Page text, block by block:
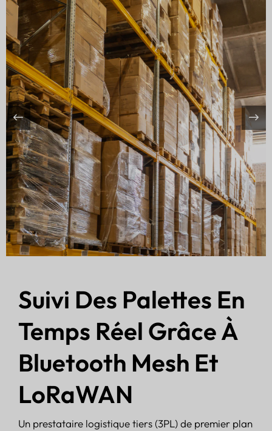
Suivi Des Palettes En
Temps Réel Grâce À
Bluetooth Mesh Et
LoRaWAN
Un prestataire logistique tiers (3PL) de premier plan